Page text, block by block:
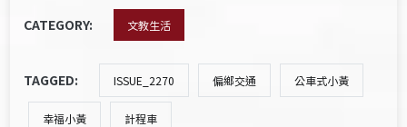
CATEGORY: 文教生活
TAGGED: ISSUE_2270 偏鄉交通 公車式小黃
幸福小黃 計程車